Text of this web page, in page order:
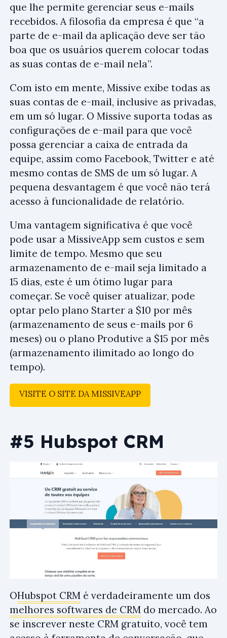
que lhe permite gerenciar seus e-mails
recebidos. A filosofia da empresa é que “a
parte de e-mail da aplicação deve ser tão
boa que os usuários querem colocar todas
as suas contas de e-mail nela”.
Com isto em mente, Missive exibe todas as
suas contas de e-mail, inclusive as privadas,
em um só lugar. O Missive suporta todas as
configurações de e-mail para que você
possa gerenciar a caixa de entrada da
equipe, assim como Facebook, Twitter e até
mesmo contas de SMS de um só lugar. A
pequena desvantagem é que você não terá
acesso à funcionalidade de relatório.
Uma vantagem significativa é que você
pode usar a MissiveApp sem custos e sem
limite de tempo. Mesmo que seu
armazenamento de e-mail seja limitado a
15 dias, este é um ótimo lugar para
começar. Se você quiser atualizar, pode
optar pelo plano Starter a $10 por mês
(armazenamento de seus e-mails por 6
meses) ou o plano Produtive a $15 por mês
(armazenamento ilimitado ao longo do
tempo).
VISITE O SITE DA MISSIVEAPP
#5 Hubspot CRM
OHubspot CRM é verdadeiramente um dos
melhores softwares de CRM do mercado. Ao
se inscrever neste CRM gratuito, você tem